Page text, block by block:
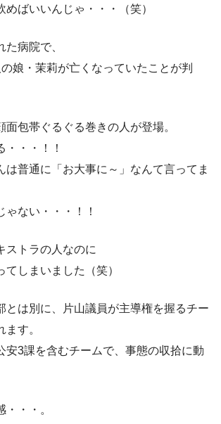
めばいいんじゃ・・・（笑）
病院で、
娘・茉莉が亡くなっていたことが判
面包帯ぐるぐる巻きの人が登場。
・・・！！
は普通に「お大事に～」なんて言ってま
ない・・・！！
ストラの人なのに
てしまいました（笑）
とは別に、片山議員が主導権を握るチー
ます。
安3課を含むチームで、事態の収拾に動
・・・。